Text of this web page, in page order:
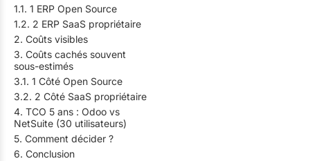
1.1. 1 ERP Open Source
1.2. 2 ERP SaaS propriétaire
2. Coûts visibles
3. Coûts cachés souvent
sous-estimés
3.1. 1 Côté Open Source
3.2. 2 Côté SaaS propriétaire
4. TCO 5 ans : Odoo vs
NetSuite (30 utilisateurs)
5. Comment décider ?
6. Conclusion